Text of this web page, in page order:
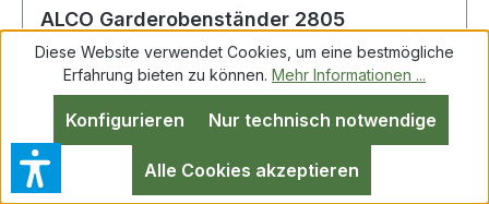
ALCO Garderobenständer 2805
48x178x48cm silber +6Kleiderbügel
ALCO Garderobenständer 2805 silber
+6Kleiderbügel Standsicher durch schweren
Marmorfuß. Mit 3 Haken für Accessoires.
Diese Website verwendet Cookies, um eine bestmögliche
Erfahrung bieten zu können. Mehr Informationen ...
Nur technisch notwendige
Konfigurieren
Alle Cookies akzeptieren